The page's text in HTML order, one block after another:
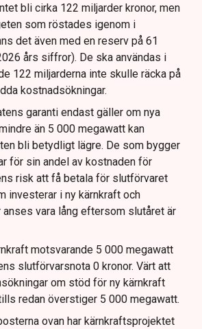
bli cirka 122 miljarder kronor, men
som röstades igenom i
det även med en reserv på 61
års siffror). De ska användas i
122 miljarderna inte skulle räcka på
kostnadsökningar.
garanti endast gäller om nya
än 5 000 megawatt kan
bli betydligt lägre. De som bygger
för sin andel av kostnaden för
risk att få betala för slutförvaret
investerar i ny kärnkraft och
vara lång eftersom slutåret är
motsvarande 5 000 megawatt
slutförvarsnota 0 kronor. Värt att
om stöd för ny kärnkraft
redan överstiger 5 000 megawatt.
ovan har kärnkraftsprojektet